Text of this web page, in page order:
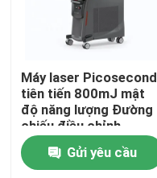
Hướng dẫn VR
Về chúng tôi
Tham quan nhà máy
Máy laser Picosecond
tiên tiến 800mJ mật
độ năng lượng Đường
chiếu điều chỉnh
Gửi yêu cầu